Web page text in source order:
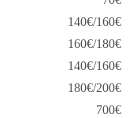
140€/160€
160€/180€
140€/160€
180€/200€
700€